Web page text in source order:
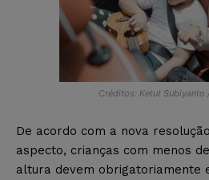
Créditos: Ketut Subiyanto
De acordo com a nova
aspecto, crianças com menos
altura devem obrigatoriamente